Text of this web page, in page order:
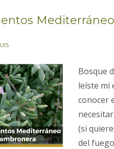
Bosque
leíste mi
conocer
(si
del